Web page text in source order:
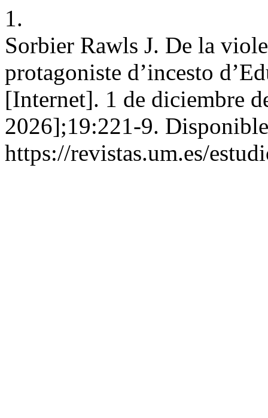
1.
Sorbier Rawls J. De la
protagoniste d’incesto
[Internet]. 1 de diciembre
2026];19:221-9.
https://revistas.um.es/